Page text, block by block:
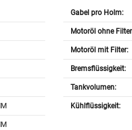
Gabel pro Holm:
Motoröl ohne
Motoröl mit Filter:
Bremsflüssigkeit:
Tankvolumen:
Kühlflüssigkeit: